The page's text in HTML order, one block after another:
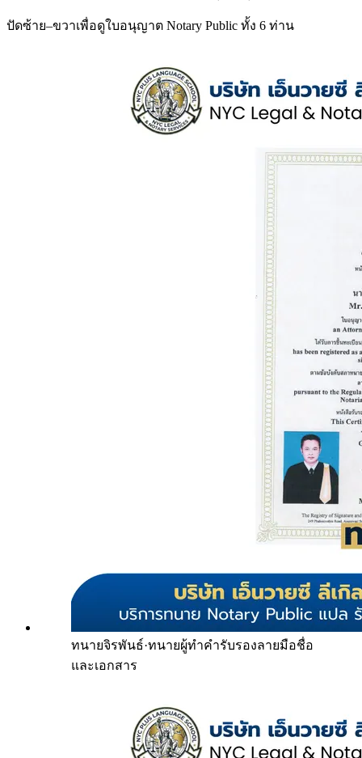
ปัดซ้าย–ขวาเพื่อดูใบอนุญาต Notary Public ทั้ง 6 ท่าน
ทนายจิรพันธ์·ทนายผู้ทำคำรับรองลายมือชื่อ
และเอกสาร